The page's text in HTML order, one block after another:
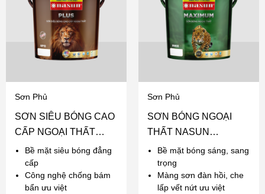
Sơn Phủ
SƠN SIÊU BÓNG CAO
CẤP NGOẠI THẤT
NASUN PLUS
Bề mặt siêu bóng đẳng
cấp
Công nghệ chống bám
bẩn ưu việt
Sơn Phủ
SƠN BÓNG NGOẠI
THẤT NASUN
MAXIMUM
Bề mặt bóng sáng, sang
trọng
Màng sơn đàn hồi, che
lấp vết nứt ưu việt